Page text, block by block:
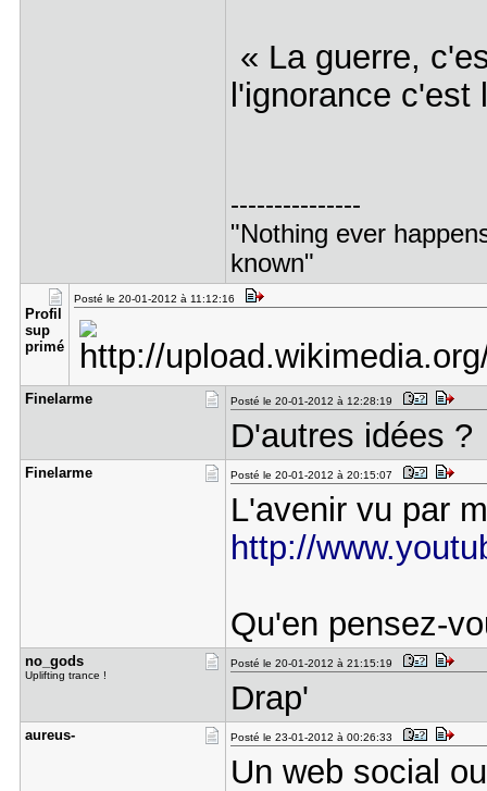
« La guerre,
l'ignorance
---------------
"Nothing ever
known"
Profil
sup​
primé
Posté le 20-01-2012 à 11:12:16
Finelarme Posté le 20-01-2012 à 12:28:19
D'autres idées ?
Finelarme Posté le 20-01-2012 à 20:15:07
L'avenir vu par
http://
Qu'en pensez-
no_gods
Uplifting trance !
Posté le 20-01-2012 à 21:15:19
Drap'
aureus- Posté le 23-01-2012 à 00:26:33
Un web social